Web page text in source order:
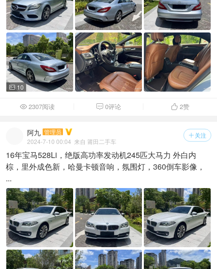
 10
 2307阅读  0评论  2赞
 关注
阿九 管理员
2024-7-10 00:04 来自 莆田二手车
16年宝马528Li，绝版高功率发动机245匹大马力 外白内
棕，里外成色新，哈曼卡顿音响，氛围灯，360倒车影像，
...